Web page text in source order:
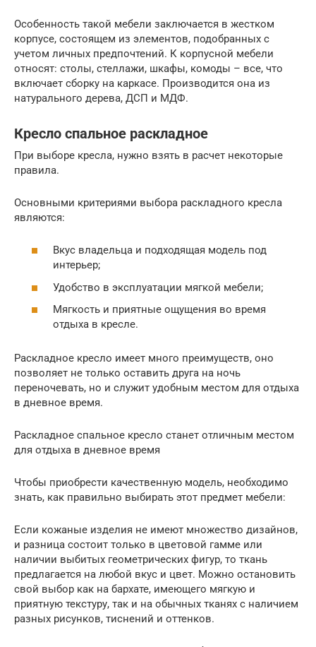
Особенность такой мебели заключается в жестком
корпусе, состоящем из элементов, подобранных с
учетом личных предпочтений. К корпусной мебели
относят: столы, стеллажи, шкафы, комоды – все, что
включает сборку на каркасе. Производится она из
натурального дерева, ДСП и МДФ.
Кресло спальное раскладное
При выборе кресла, нужно взять в расчет некоторые
правила.
Основными критериями выбора раскладного кресла
являются:
Вкус владельца и подходящая модель под
интерьер;
Удобство в эксплуатации мягкой мебели;
Мягкость и приятные ощущения во время
отдыха в кресле.
Раскладное кресло имеет много преимуществ, оно
позволяет не только оставить друга на ночь
переночевать, но и служит удобным местом для отдыха
в дневное время.
Раскладное спальное кресло станет отличным местом
для отдыха в дневное время
Чтобы приобрести качественную модель, необходимо
знать, как правильно выбирать этот предмет мебели:
Если кожаные изделия не имеют множество дизайнов,
и разница состоит только в цветовой гамме или
наличии выбитых геометрических фигур, то ткань
предлагается на любой вкус и цвет. Можно остановить
свой выбор как на бархате, имеющего мягкую и
приятную текстуру, так и на обычных тканях с наличием
разных рисунков, тиснений и оттенков.